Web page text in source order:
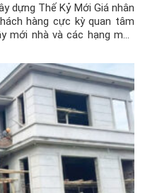
dựng Thế Kỷ Mới Giá nhân
hàng cực kỳ quan tâm
mới nhà và các hạng mục